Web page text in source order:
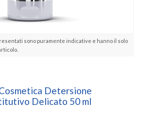
sono puramente indicative e hanno il solo
Detersione
Delicato 50 ml